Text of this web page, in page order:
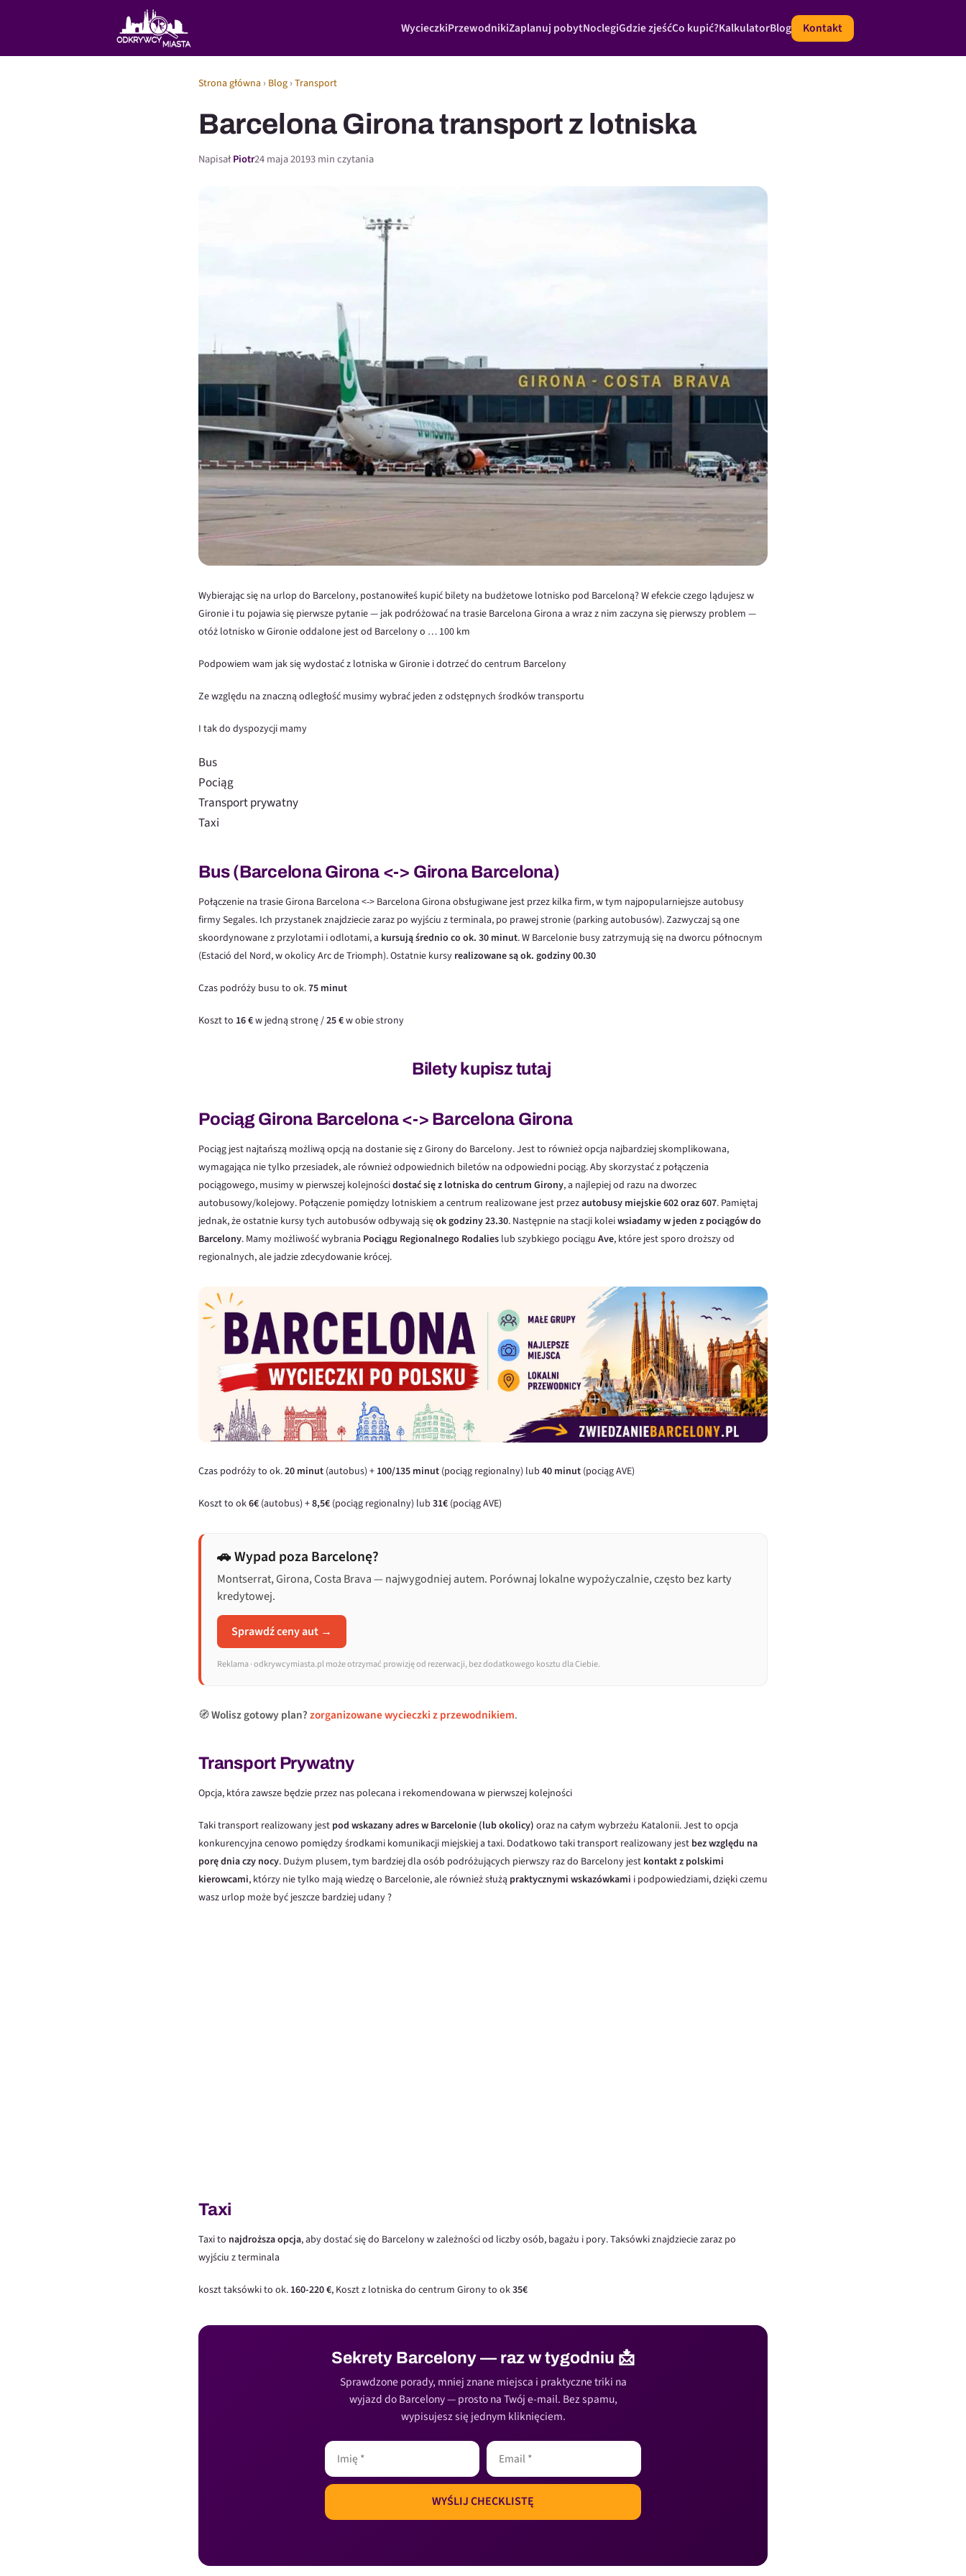
WycieczkiPrzewodnikiZaplanuj pobytNoclegiGdzie zjeśćCo kupić?KalkulatorBlog Kontakt
Strona główna › Blog ›Transport
Barcelona Girona transport z lotniska
NapisałPiotr24 maja 20193 min czytania
Wybierając się na urlop do Barcelony, postanowiłeś kupić bilety na budżetowe lotnisko pod Barceloną? W efekcie czego lądujesz w
Gironie i tu pojawia się pierwsze pytanie — jak podróżować na trasie Barcelona Girona a wraz z nim zaczyna się pierwszy problem —
otóż lotnisko w Gironie oddalone jest od Barcelony o … 100 km
Podpowiem wam jak się wydostać z lotniska w Gironie i dotrzeć do centrum Barcelony
Ze względu na znaczną odległość musimy wybrać jeden z odstępnych środków transportu
I tak do dyspozycji mamy
Bus
Pociąg
Transport prywatny
Taxi
Bus (Barcelona Girona <-> Girona Barcelona)
Połączenie na trasie Girona Barcelona <-> Barcelona Girona obsługiwane jest przez kilka firm, w tym najpopularniejsze autobusy
firmy Segales. Ich przystanek znajdziecie zaraz po wyjściu z terminala, po prawej stronie (parking autobusów). Zazwyczaj są one
skoordynowane z przylotami i odlotami, a kursują średnio co ok. 30 minut. W Barcelonie busy zatrzymują się na dworcu północnym
(Estació del Nord, w okolicy Arc de Triomph). Ostatnie kursy realizowane są ok. godziny 00.30
Czas podróży busu to ok.75 minut
Koszt to 16 €w jedną stronę /25 €w obie strony
Bilety kupisz tutaj
Pociąg Girona Barcelona <-> Barcelona Girona
Pociąg jest najtańszą możliwą opcją na dostanie się z Girony do Barcelony. Jest to również opcja najbardziej skomplikowana,
wymagająca nie tylko przesiadek, ale również odpowiednich biletów na odpowiedni pociąg. Aby skorzystać z połączenia
pociągowego, musimy w pierwszej kolejnościdostać się z lotniska do centrum Girony, a najlepiej od razu na dworzec
autobusowy/kolejowy. Połączenie pomiędzy lotniskiem a centrum realizowane jest przezautobusy miejskie 602 oraz 607. Pamiętaj
jednak, że ostatnie kursy tych autobusów odbywają sięok godziny 23.30. Następnie na stacji koleiwsiadamy w jeden z pociągów do
Barcelony. Mamy możliwość wybrania Pociągu Regionalnego Rodalies lub szybkiego pociągu Ave, które jest sporo droższy od
regionalnych, ale jadzie zdecydowanie krócej.
Czas podróży to ok.20 minut (autobus) + 100/135 minut (pociąg regionalny) lub 40 minut (pociąg AVE)
Koszt to ok6€ (autobus) +8,5€ (pociąg regionalny) lub 31€ (pociąg AVE)
🚗 Wypad poza Barcelonę?
Montserrat, Girona, Costa Brava — najwygodniej autem. Porównaj lokalne wypożyczalnie, często bez karty
kredytowej.
Sprawdź ceny aut →
Reklama · odkrywcymiasta.pl może otrzymać prowizję od rezerwacji, bez dodatkowego kosztu dla Ciebie.
🧭Wolisz gotowy plan?zorganizowane wycieczki z przewodnikiem.
Transport Prywatny
Opcja, która zawsze będzie przez nas polecana i rekomendowana w pierwszej kolejności
Taki transport realizowany jest pod wskazany adres w Barcelonie (lub okolicy) oraz na całym wybrzeżu Katalonii. Jest to opcja
konkurencyjna cenowo pomiędzy środkami komunikacji miejskiej a taxi. Dodatkowo taki transport realizowany jest bez względu na
porę dnia czy nocy. Dużym plusem, tym bardziej dla osób podróżujących pierwszy raz do Barcelony jest kontakt z polskimi
kierowcami, którzy nie tylko mają wiedzę o Barcelonie, ale również służą praktycznymi wskazówkami i podpowiedziami, dzięki czemu
wasz urlop może być jeszcze bardziej udany ?
Taxi
Taxi to najdroższa opcja, aby dostać się do Barcelony w zależności od liczby osób, bagażu i pory. Taksówki znajdziecie zaraz po
wyjściu z terminala
koszt taksówki to ok. 160-220 €, Koszt z lotniska do centrum Girony to ok35€
Sekrety Barcelony — raz w tygodniu 📩
Sprawdzone porady, mniej znane miejsca i praktyczne triki na
wyjazd do Barcelony — prosto na Twój e-mail. Bez spamu,
wypisujesz się jednym kliknięciem.